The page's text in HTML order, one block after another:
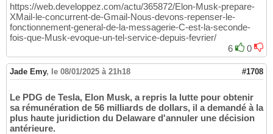
https://web.developpez.com/actu/365872/Elon-Musk-prepare-
XMail-le-concurrent-de-Gmail-Nous-devons-repenser-le-
fonctionnement-general-de-la-messagerie-C-est-la-seconde-
fois-que-Musk-evoque-un-tel-service-depuis-fevrier/
6
0
Jade Emy, le 08/01/2025 à 21h18 #1708
Le PDG de Tesla, Elon Musk, a repris la lutte pour obtenir
sa rémunération de 56 milliards de dollars, il a demandé à la
plus haute juridiction du Delaware d'annuler une décision
antérieure.